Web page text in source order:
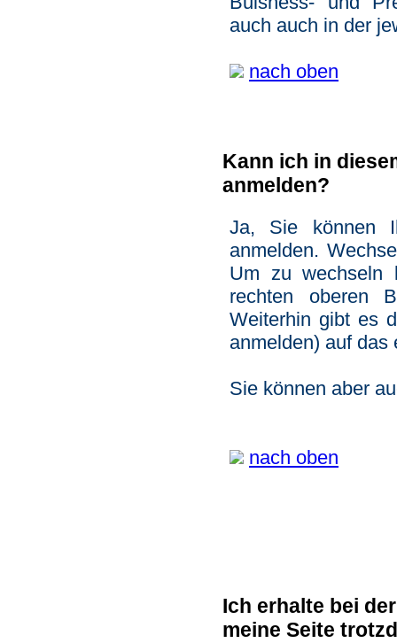
auch auch in der
nach oben
Kann ich in
anmelden?
Ja, Sie können
anmelden.
Um zu wechseln
rechten oberen
Weiterhin gibt es
anmelden) auf das
Sie können aber
nach oben
Ich erhalte bei
meine Seite trotz